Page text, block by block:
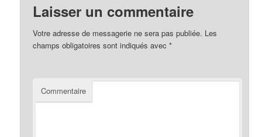
Laisser un commentaire
Votre adresse de messagerie ne sera pas publiée. Les
champs obligatoires sont indiqués avec*
Commentaire